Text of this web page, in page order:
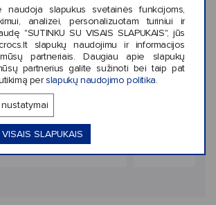
naudoja slapukus svetainės funkcijoms,
analizei, personalizuotam turiniui ir
"SUTINKU SU VISAIS SLAPUKAIS", jūs
slapukų naudojimu ir informacijos
partneriais. Daugiau apie slapukų
partnerius galite sužinoti bei taip pat
per slapukų naudojimo politika
SLAPUKAIS
Spalvų kiekis: 1
Crocs™ Jibbitz Mesh
Sequin Butterfly
€5,99
›